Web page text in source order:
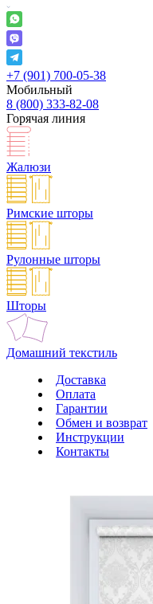
+7 (901) 700-05-38
Мобильный
8 (800) 333-82-08
Горячая линия
Жалюзи
Римские шторы
Рулонные шторы
Шторы
Домашний текстиль
Доставка
Оплата
Гарантии
Обмен и возврат
Инструкции
Контакты